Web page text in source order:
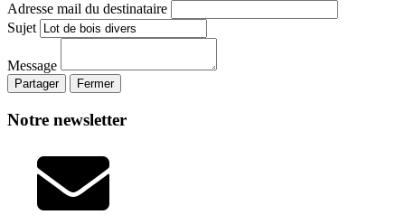
Adresse mail du destinataire
Sujet
Message
Partager Fermer
Notre newsletter